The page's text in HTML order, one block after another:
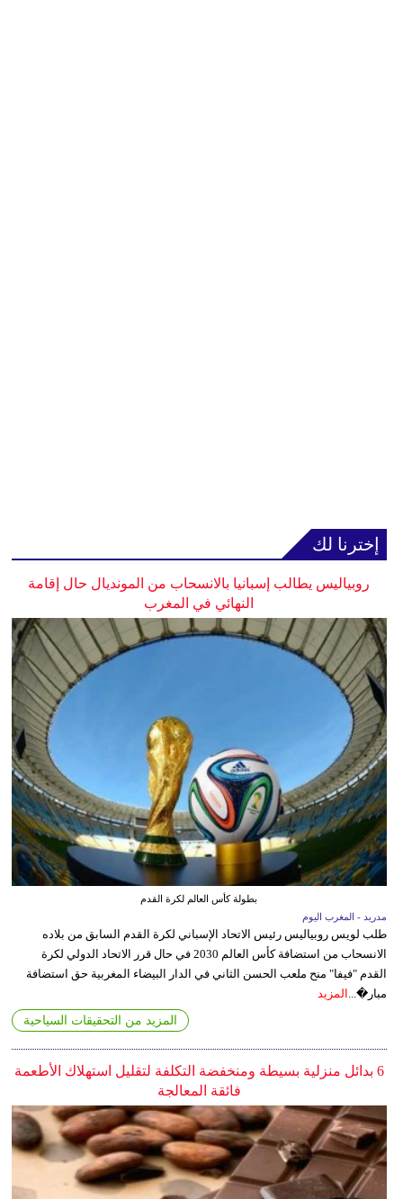
إخترنا لك
روبياليس يطالب إسبانيا بالانسحاب من المونديال حال إقامة
النهائي في المغرب
بطولة كأس العالم لكرة القدم
مدريد - المغرب اليوم
طلب لويس روبياليس رئيس الاتحاد الإسباني لكرة القدم السابق من بلاده
الانسحاب من استضافة كأس العالم 2030 في حال قرر الاتحاد الدولي لكرة
القدم "فيفا" منح ملعب الحسن الثاني في الدار البيضاء المغربية حق استضافة
مبار�...
المزيد
المزيد من التحقيقات السياحية
6 بدائل منزلية بسيطة ومنخفضة التكلفة لتقليل استهلاك الأطعمة
فائقة المعالجة